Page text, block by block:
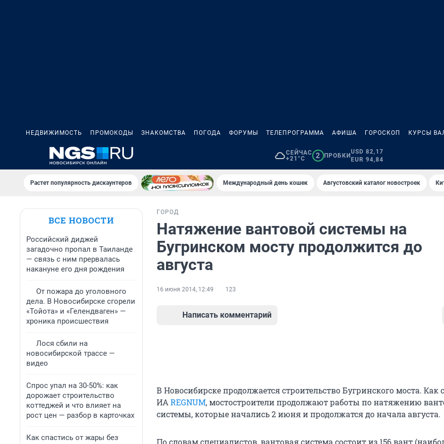
НЕДВИЖИМОСТЬ ПРОМОКОДЫ ЗНАКОМСТВА ПОГОДА ФОРУМЫ ТЕЛЕПРОГРАММА АФИША ГОРОСКОП КУРСЫ
СЕЙЧАС
+21°C
2 ПРОБКИ
USD 82,17
EUR 94,84
Растет популярность дискаунтеров Международный день кошек Августовский каталог новостроек
ВСЕ НОВОСТИ
Российский диджей
загадочно пропал в Таиланде
— связь с ним прервалась
накануне его дня рождения
От пожара до уголовного
дела. В Новосибирске сгорели
«Тойота» и «Гелендваген» —
хроника происшествия
Лося сбили на
новосибирской трассе —
видео
Спрос упал на 30-50%: как
дорожает строительство
коттеджей и что влияет на
рост цен — разбор в карточках
Как спастись от жары без
ГОРОД
Натяжение вантовой системы на
Бугринском мосту продолжится до
августа
16 июня 2014, 12:49 123
Написать комментарий
В Новосибирске продолжается строительство Бугринского моста. Как
ИА REGNUM, мостостроители продолжают работы по натяжению
системы, которые начались 2 июня и продолжатся до начала августа.
По словам специалистов, вантовая система состоит из 156 вант